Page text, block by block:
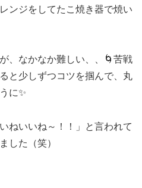
ンジをしてたこ焼き器で焼い
、なかなか難しい、、🌀苦戦
と少しずつコツを掴んで、丸
に✨
ねいいね～！！」と言われて
した（笑）